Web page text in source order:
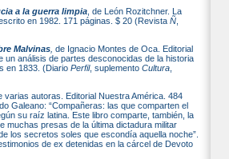
a la guerra limpia , de León Rozitchner. La
en 1982. 171 páginas. $ 20 (Revista Ñ
Malvinas de Ignacio Montes de Oca. Editorial
un análisis de partes desconocidas de la historia
en 1833. (Diario Perfil, suplemento Cultura
varias autoras. Editorial Nuestra América. 484
Galeano: “Compañeras: las que comparten el
su raíz latina. Este libro comparte, también, la
muchas presas de la última dictadura militar
los secretos soles que escondía aquella noche”.
de ex detenidas en la cárcel de Devoto